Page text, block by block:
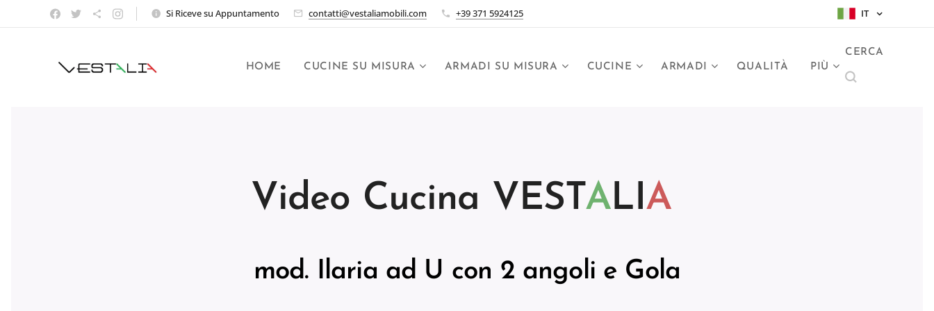
Si Riceve su Appuntamento contatti@vestaliamobili.com +39 371 5924125 IT
HOME CUCINE SU MISURA ARMADI SU MISURA CUCINE ARMADI QUALITÀ PIÙ
CERCA
Video Cucina VEST ALIA
mod. Ilaria ad U con 2 angoli e Gola